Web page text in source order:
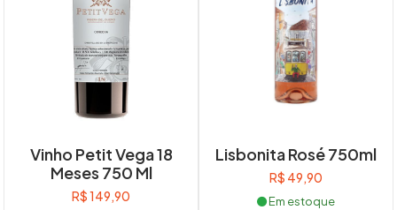
Vinho Petit Vega 18
Meses 750 Ml
R$149,90
Lisbonita Rosé 750ml
R$ 49,90
Em estoque